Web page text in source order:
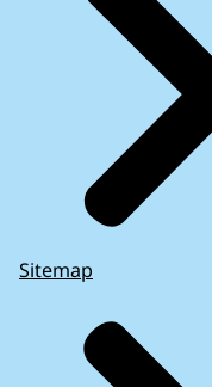
Sitemap